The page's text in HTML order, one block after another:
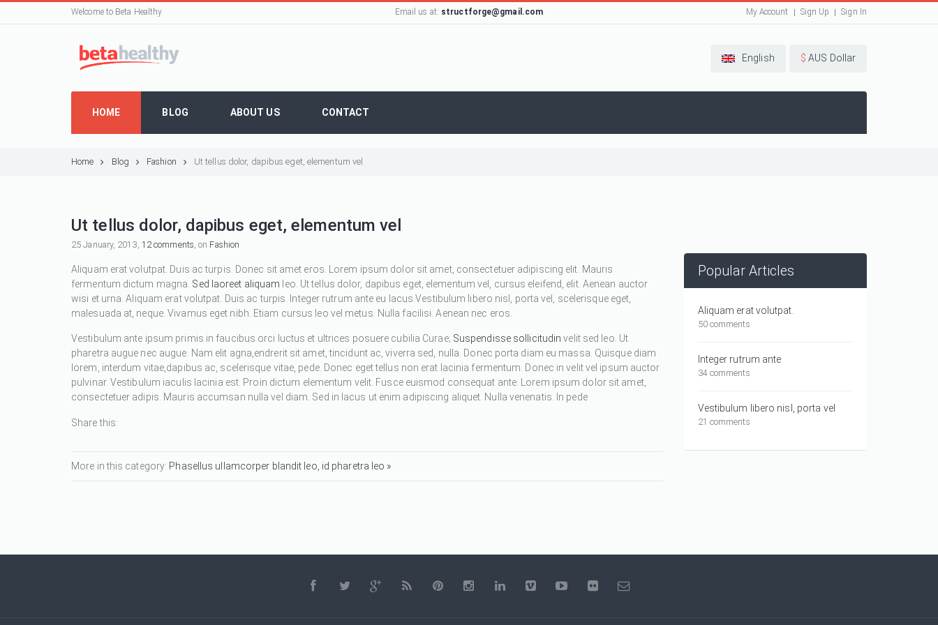
Welcome to Beta Healthy Email us at: structforge@gmail.com My Account Sign Up Sign In
English $ AUS Dollar
HOME BLOG ABOUT US CONTACT
Home Blog Fashion Ut tellus dolor, dapibus eget, elementum vel
Ut tellus dolor, dapibus eget, elementum vel
25 January, 2013, 12 comments, on Fashion
Aliquam erat volutpat. Duis ac turpis. Donec sit amet eros. Lorem ipsum dolor sit amet, consectetuer adipiscing elit. Mauris
fermentum dictum magna. Sed laoreet aliquam leo. Ut tellus dolor, dapibus eget, elementum vel, cursus eleifend, elit. Aenean auctor
wisi et urna. Aliquam erat volutpat. Duis ac turpis. Integer rutrum ante eu lacus.Vestibulum libero nisl, porta vel, scelerisque eget,
malesuada at, neque. Vivamus eget nibh. Etiam cursus leo vel metus. Nulla facilisi. Aenean nec eros.
Vestibulum ante ipsum primis in faucibus orci luctus et ultrices posuere cubilia Curae; Suspendisse sollicitudin velit sed leo. Ut
pharetra augue nec augue. Nam elit agna,endrerit sit amet, tincidunt ac, viverra sed, nulla. Donec porta diam eu massa. Quisque diam
lorem, interdum vitae,dapibus ac, scelerisque vitae, pede. Donec eget tellus non erat lacinia fermentum. Donec in velit vel ipsum auctor
pulvinar. Vestibulum iaculis lacinia est. Proin dictum elementum velit. Fusce euismod consequat ante. Lorem ipsum dolor sit amet,
consectetuer adipis. Mauris accumsan nulla vel diam. Sed in lacus ut enim adipiscing aliquet. Nulla venenatis. In pede
Share this:
More in this category: Phasellus ullamcorper blandit leo, id pharetra leo »
Popular Articles
Aliquam erat volutpat.
50 comments
Integer rutrum ante
34 comments
Vestibulum libero nisl, porta vel
21 comments